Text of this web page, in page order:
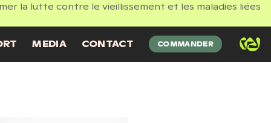
la lutte contre le vieillissement et les maladies liées
MEDIA CONTACT COMMANDER